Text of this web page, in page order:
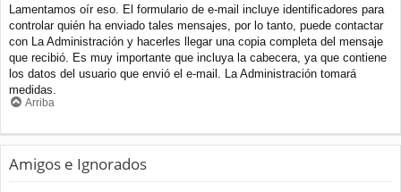
Lamentamos oír eso. El formulario de e-mail incluye identificadores para
controlar quién ha enviado tales mensajes, por lo tanto, puede contactar
con La Administración y hacerles llegar una copia completa del mensaje
que recibió. Es muy importante que incluya la cabecera, ya que contiene
los datos del usuario que envió el e-mail. La Administración tomará
medidas.
Arriba
Amigos e Ignorados